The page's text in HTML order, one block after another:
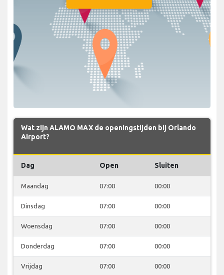
Wat zijn ALAMO MAX de openingstijden bij Orlando
Airport?
Dag Open Sluiten
Maandag 07:00 00:00
Dinsdag 07:00 00:00
Woensdag 07:00 00:00
Donderdag 07:00 00:00
Vrijdag 07:00 00:00